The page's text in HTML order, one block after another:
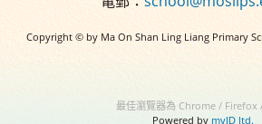
Copyright © by Ma On Shan Ling Liang Primary
最佳瀏覽器為 Chrome / Firefox
Powered by myID ltd.